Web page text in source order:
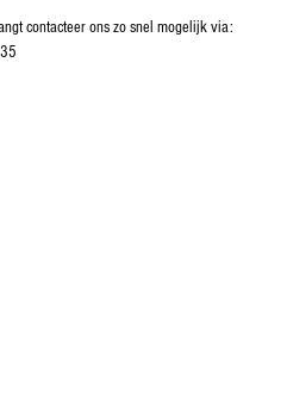
contacteer ons zo snel mogelijk via: